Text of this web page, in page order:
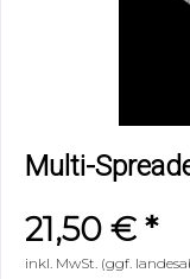
Multi-
21,50 € *
inkl. MwSt. (ggf.